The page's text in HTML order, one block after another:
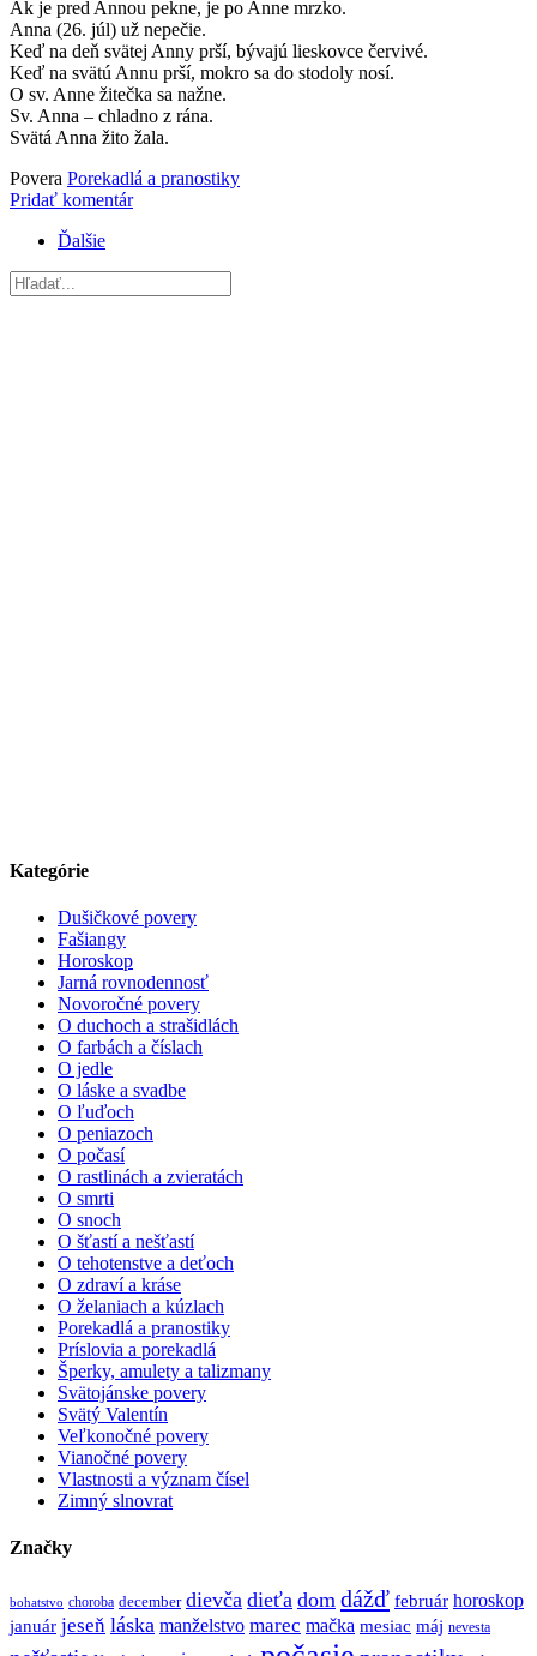
Ak je pred Annou pekne, je po Anne mrzko.
Anna (26. júl) už nepečie.
Keď na deň svätej Anny prší, bývajú lieskovce červivé.
Keď na svätú Annu prší, mokro sa do stodoly nosí.
O sv. Anne žitečka sa nažne.
Sv. Anna – chladno z rána.
Svätá Anna žito žala.
Povera Porekadlá a pranostiky
Pridať komentár
Ďalšie
Kategórie
Dušičkové povery
Fašiangy
Horoskop
Jarná rovnodennosť
Novoročné povery
O duchoch a strašidlách
O farbách a číslach
O jedle
O láske a svadbe
O ľuďoch
O peniazoch
O počasí
O rastlinách a zvieratách
O smrti
O snoch
O šťastí a nešťastí
O tehotenstve a deťoch
O zdraví a kráse
O želaniach a kúzlach
Porekadlá a pranostiky
Príslovia a porekadlá
Šperky, amulety a talizmany
Svätojánske povery
Svätý Valentín
Veľkonočné povery
Vianočné povery
Vlastnosti a význam čísel
Zimný slnovrat
Značky
bohatstvo choroba december dievča dieťa dom dážď február horoskop
január jeseň láska manželstvo marec mačka mesiac máj nevesta